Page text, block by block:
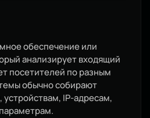
обеспечение или
анализирует входящий
посетителей по разным
обычно собирают
устройствам, IP-адресам,